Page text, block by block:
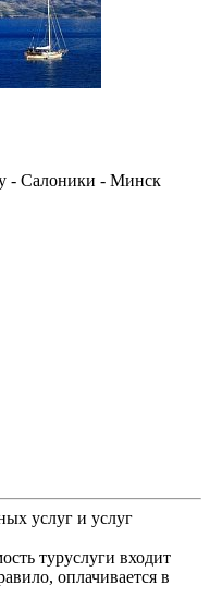
- Салоники - Минск
услуг и услуг
туруслуги входит
оплачивается в